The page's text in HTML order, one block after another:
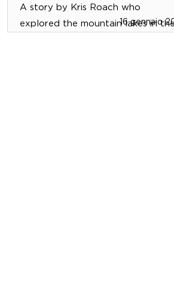
A story by Kris Roach who
explored the mountain lakes in
16 gennaio